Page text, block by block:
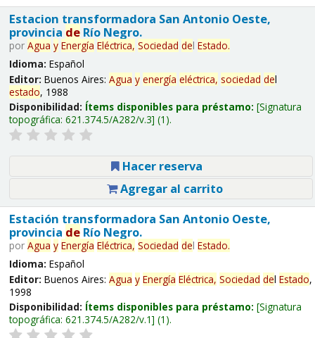
Estacion transformadora San Antonio Oeste,
provincia deRío Negro.
por Agua y Energía Eléctrica, Sociedad del Estado.
Idioma: Español
Editor: Buenos Aires: Agua y energía eléctrica, sociedad del
estado, 1988
Disponibilidad: Ítems disponibles para préstamo: Signatura
topográfica: 621.374.5/A282/v.3 (1).
Hacer reserva
Agregar al carrito
Estación transformadora San Antonio Oeste,
provincia deRío Negro.
por Agua y Energía Eléctrica, Sociedad del Estado.
Idioma: Español
Editor: Buenos Aires: Agua y Energía Eléctrica, Sociedad del Estado,
1998
Disponibilidad: Ítems disponibles para préstamo: Signatura
topográfica: 621.374.5/A282/v.1 (1).